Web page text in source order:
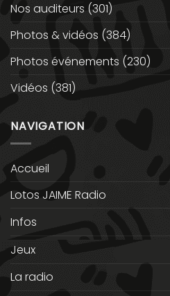
Nos auditeurs (301)
Photos & vidéos (384)
Photos événements (230)
Vidéos (381)
NAVIGATION
Accueil
Lotos JAIME Radio
Infos
Jeux
La radio